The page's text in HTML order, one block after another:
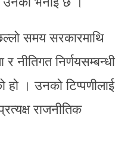
समय सरकारमाथि
नीतिगत निर्णयसम्बन्धी
। उनको टिप्पणीलाई
राजनीतिक